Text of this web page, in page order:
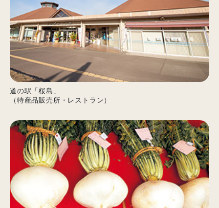
道の駅「桜島」
（特産品販売所・レストラン）